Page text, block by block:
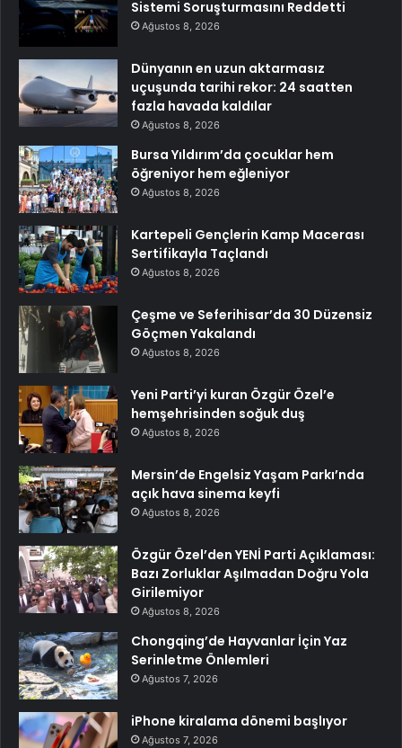
Sistemi Soruşturmasını Reddetti
Ağustos 8, 2026
Dünyanın en uzun aktarmasız
uçuşunda tarihi rekor: 24 saatten
fazla havada kaldılar
Ağustos 8, 2026
Bursa Yıldırım’da çocuklar hem
öğreniyor hem eğleniyor
Ağustos 8, 2026
Kartepeli Gençlerin Kamp Macerası
Sertifikayla Taçlandı
Ağustos 8, 2026
Çeşme ve Seferihisar’da 30 Düzensiz
Göçmen Yakalandı
Ağustos 8, 2026
Yeni Parti’yi kuran Özgür Özel’e
hemşehrisinden soğuk duş
Ağustos 8, 2026
Mersin’de Engelsiz Yaşam Parkı’nda
açık hava sinema keyfi
Ağustos 8, 2026
Özgür Özel’den YENİ Parti Açıklaması:
Bazı Zorluklar Aşılmadan Doğru Yola
Girilemiyor
Ağustos 8, 2026
Chongqing’de Hayvanlar İçin Yaz
Serinletme Önlemleri
Ağustos 7, 2026
iPhone kiralama dönemi başlıyor
Ağustos 7, 2026